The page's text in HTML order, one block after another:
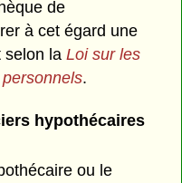
de
à cet égard une
selon laLoi sur les
.
hypothécaires
ou le